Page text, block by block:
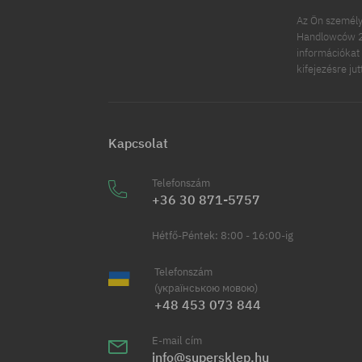
Az Ön
Handlowców
információkat
kifejezésre
Kapcsolat
Telefonszám
+36 30 871-5757
Hétfő-Péntek: 8:00 - 16:00-ig
Telefonszám
(українською мовою)
+48 453 073 844
E-mail cím
info@supersklep.hu